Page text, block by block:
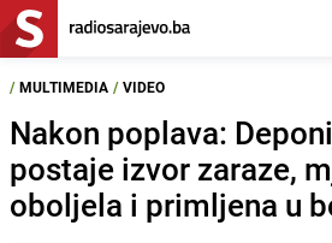
/ MULTIMEDIA / VIDEO
Nakon poplava:
postaje izvor zaraze,
oboljela i primljena u